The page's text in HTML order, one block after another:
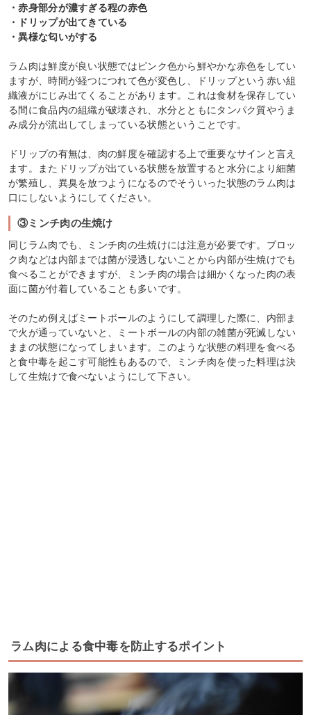
・赤身部分が濃すぎる程の赤色
・ドリップが出てきている
・異様な匂いがする
ラム肉は鮮度が良い状態ではピンク色から鮮やかな赤色をしてい
ますが、時間が経つにつれて色が変色し、ドリップという赤い組
織液がにじみ出てくることがあります。これは食材を保存してい
る間に食品内の組織が破壊され、水分とともにタンパク質やうま
み成分が流出してしまっている状態ということです。
ドリップの有無は、肉の鮮度を確認する上で重要なサインと言え
ます。またドリップが出ている状態を放置すると水分により細菌
が繁殖し、異臭を放つようになるのでそういった状態のラム肉は
口にしないようにしてください。
③ミンチ肉の生焼け
同じラム肉でも、ミンチ肉の生焼けには注意が必要です。ブロッ
ク肉などは内部までは菌が浸透しないことから内部が生焼けでも
食べることができますが、ミンチ肉の場合は細かくなった肉の表
面に菌が付着していることも多いです。
そのため例えばミートボールのようにして調理した際に、内部ま
で火が通っていないと、ミートボールの内部の雑菌が死滅しない
ままの状態になってしまいます。このような状態の料理を食べる
と食中毒を起こす可能性もあるので、ミンチ肉を使った料理は決
して生焼けで食べないようにして下さい。
ラム肉による食中毒を防止するポイント